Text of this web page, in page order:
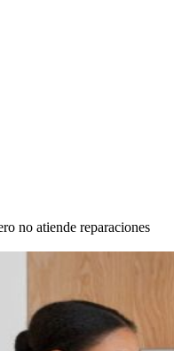
no atiende reparaciones